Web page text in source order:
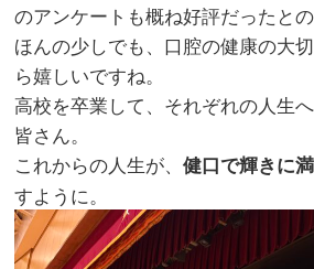
のアンケートも概ね好評だったとの
ほんの少しでも、口腔の健康の大
ら嬉しいですね。
高校を卒業して、それぞれの人生
皆さん。
これからの人生が、健口で輝きに
すように。